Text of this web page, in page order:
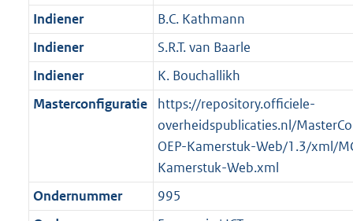
Indiener
B.C. Kathmann
Indiener
S.R.T. van Baarle
Indiener
K. Bouchallikh
Masterconfiguratie
https://repository.officiele-
overheidspublicaties.nl/
OEP-Kamerstuk-Web/1.3/xml/
Kamerstuk-Web.xml
Ondernummer
995